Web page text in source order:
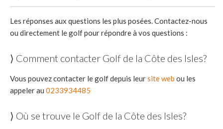
Les réponses aux questions les plus posées. Contactez-nous
ou directement le golf pour répondre à vos questions :
⟩ Comment contacter Golf de la Côte des Isles?
Vous pouvez contacter le golf depuis leursite web ou les
appeler au 0233934485
⟩ Où se trouve le Golf de la Côte des Isles?